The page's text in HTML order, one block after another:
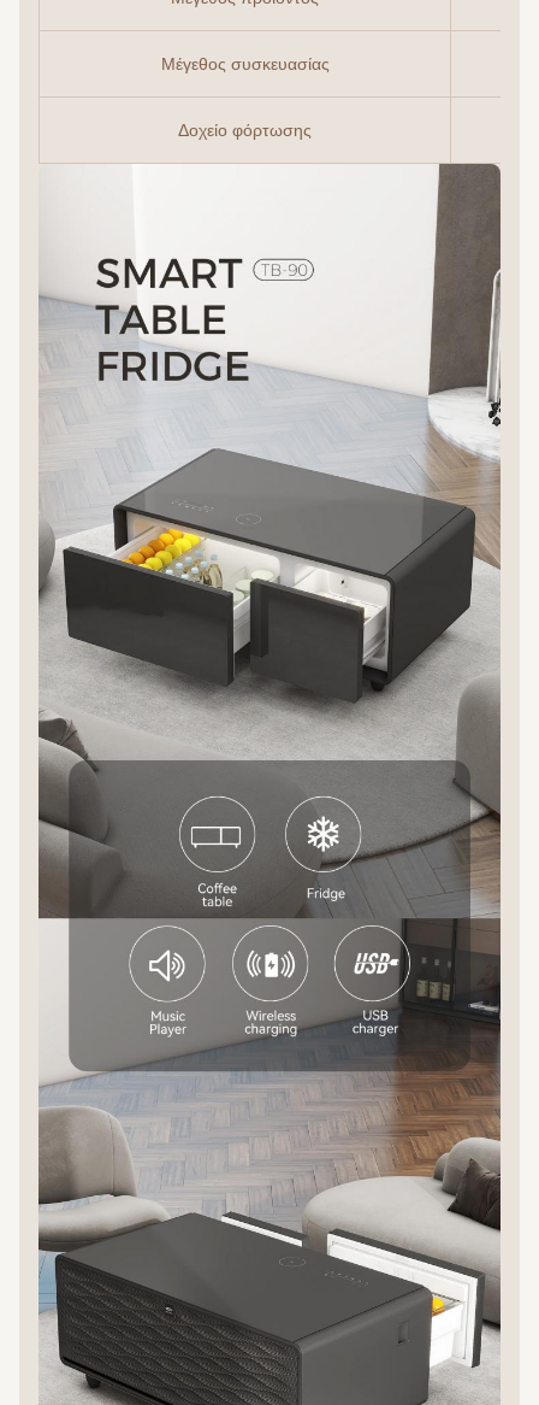
Μέγεθος συσκευασίας
Δοχείο φόρτωσης